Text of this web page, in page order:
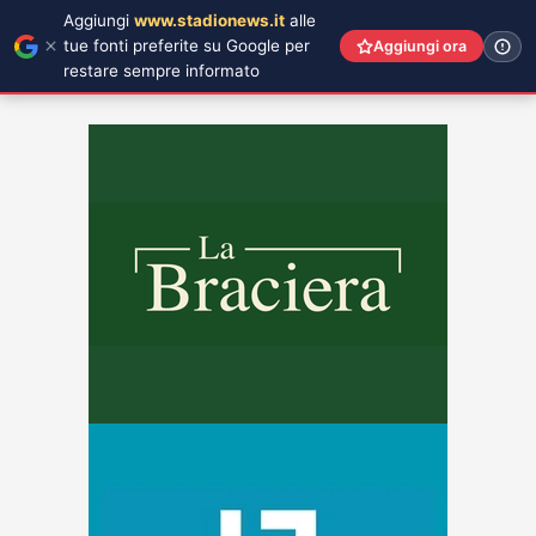
Aggiungi www.stadionews.it alle
tue fonti preferite su Google per
restare sempre informato
Aggiungi ora